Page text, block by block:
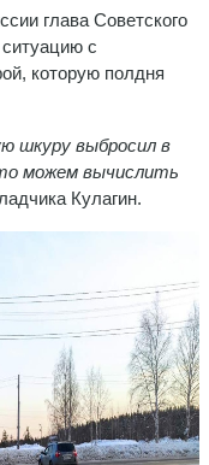
глава Советского
с
которую полдня
шкуру выбросил в
можем вычислить
Кулагин.